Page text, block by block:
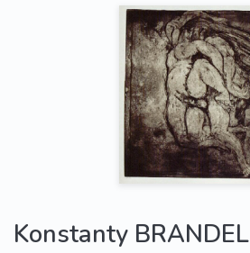
Konstanty BRANDEL